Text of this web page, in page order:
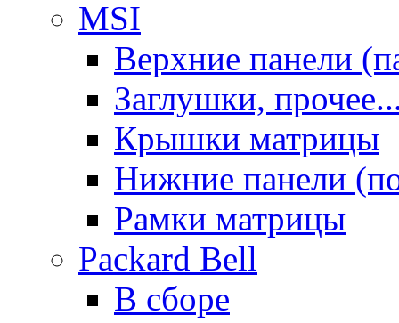
MSI
Верхние панели
Заглушки,
Крышки матрицы
Нижние панели
Рамки матрицы
Packard Bell
В сборе